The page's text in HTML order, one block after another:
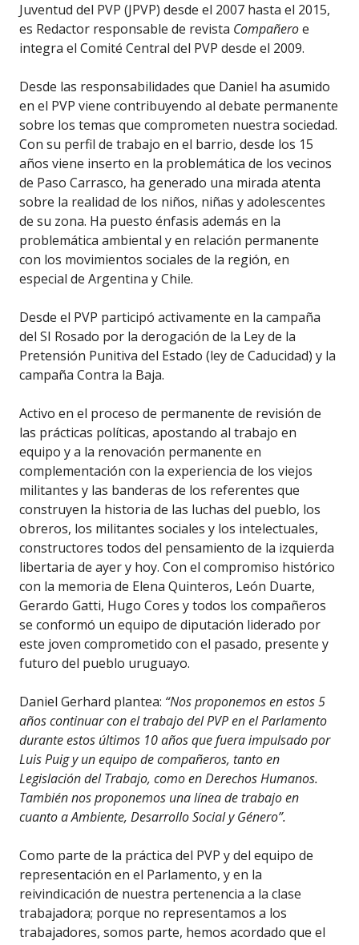
Juventud del PVP (JPVP) desde el 2007 hasta el 2015,
es Redactor responsable de revista Compañeroe
integra el Comité Central del PVP desde el 2009.
Desde las responsabilidades que Daniel ha asumido
en el PVP viene contribuyendo al debate permanente
sobre los temas que comprometen nuestra sociedad.
Con su perfil de trabajo en el barrio, desde los 15
años viene inserto en la problemática de los vecinos
de Paso Carrasco, ha generado una mirada atenta
sobre la realidad de los niños, niñas y adolescentes
de su zona. Ha puesto énfasis además en la
problemática ambiental y en relación permanente
con los movimientos sociales de la región, en
especial de Argentina y Chile.
Desde el PVP participó activamente en la campaña
del SI Rosado por la derogación de la Ley de la
Pretensión Punitiva del Estado (ley de Caducidad) y la
campaña Contra la Baja.
Activo en el proceso de permanente de revisión de
las prácticas políticas, apostando al trabajo en
equipo y a la renovación permanente en
complementación con la experiencia de los viejos
militantes y las banderas de los referentes que
construyen la historia de las luchas del pueblo, los
obreros, los militantes sociales y los intelectuales,
constructores todos del pensamiento de la izquierda
libertaria de ayer y hoy. Con el compromiso histórico
con la memoria de Elena Quinteros, León Duarte,
Gerardo Gatti, Hugo Cores y todos los compañeros
se conformó un equipo de diputación liderado por
este joven comprometido con el pasado, presente y
futuro del pueblo uruguayo.
Daniel Gerhard plantea: “Nos proponemos en estos 5
años continuar con el trabajo del PVP en el Parlamento
durante estos últimos 10 años que fuera impulsado por
Luis Puig y un equipo de compañeros, tanto en
Legislación del Trabajo, como en Derechos Humanos.
También nos proponemos una línea de trabajo en
cuanto a Ambiente, Desarrollo Social y Género”.
Como parte de la práctica del PVP y del equipo de
representación en el Parlamento, y en la
reivindicación de nuestra pertenencia a la clase
trabajadora; porque no representamos a los
trabajadores, somos parte, hemos acordado que el